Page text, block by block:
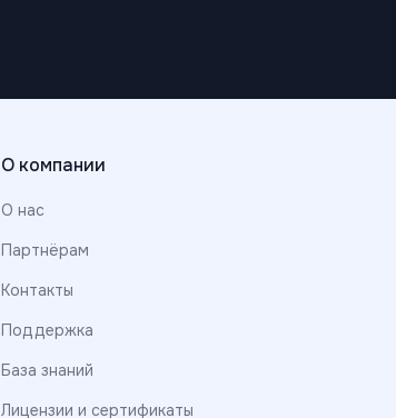
О компании
О нас
Партнёрам
Контакты
Поддержка
База знаний
Лицензии и сертификаты